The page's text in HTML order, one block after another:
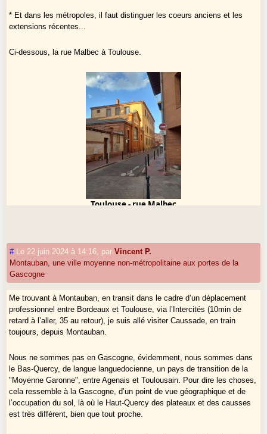
* Et dans les métropoles, il faut distinguer les coeurs anciens et les
extensions récentes...
Ci-dessous, la rue Malbec à Toulouse.
Toulouse - rue Malbec
# Le 22 juin 2024 à 14:16 parVincent P.
Montauban, une ville moyenne non-métropolitaine aux portes de la
Gascogne
Me trouvant à Montauban, en transit dans le cadre d’un déplacement
professionnel entre Bordeaux et Toulouse, via l’Intercités (10min de
retard à l’aller, 35 au retour), je suis allé visiter Caussade, en train
toujours, depuis Montauban.
Nous ne sommes pas en Gascogne, évidemment, nous sommes dans
le Bas-Quercy, de langue languedocienne, un pays de transition de la
"Moyenne Garonne", entre Agenais et Toulousain. Pour dire les choses,
cela ressemble à la Gascogne, d’un point de vue géographique et de
l’occupation du sol, là où le Haut-Quercy des plateaux et des causses
est très différent, bien que tout proche.